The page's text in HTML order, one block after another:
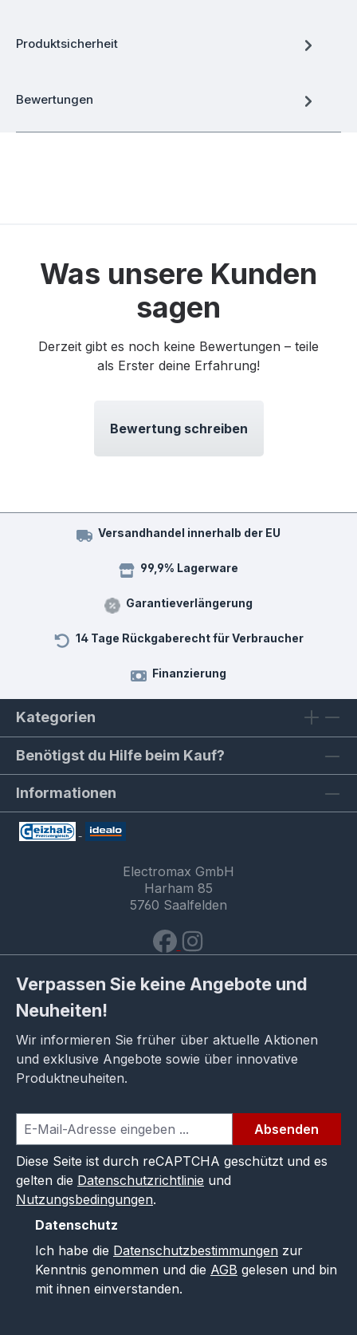
Produktsicherheit
Bewertungen
Was unsere Kunden
sagen
Derzeit gibt es noch keine Bewertungen – teile
als Erster deine Erfahrung!
Bewertung schreiben
Versandhandel innerhalb der EU
99,9% Lagerware
Garantieverlängerung
14 Tage Rückgaberecht für Verbraucher
Finanzierung
Kategorien
Benötigst du Hilfe beim Kauf?
Informationen
Electromax GmbH
Harham 85
5760 Saalfelden
Verpassen Sie keine Angebote und
Neuheiten!
Wir informieren Sie früher über aktuelle Aktionen
und exklusive Angebote sowie über innovative
Produktneuheiten.
Absenden
Diese Seite ist durch reCAPTCHA geschützt und es
gelten die Datenschutzrichtlinie und
Nutzungsbedingungen.
Datenschutz
Ich habe die Datenschutzbestimmungen zur
Kenntnis genommen und die AGB gelesen und bin
mit ihnen einverstanden.